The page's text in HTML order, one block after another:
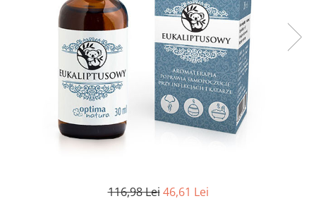
Pulsoximetre de deget
Pulsoximetre profesionale
Monitorizare medicala
Stetoscoape
Spirometre portabile
116,98 Lei 46,61 Lei